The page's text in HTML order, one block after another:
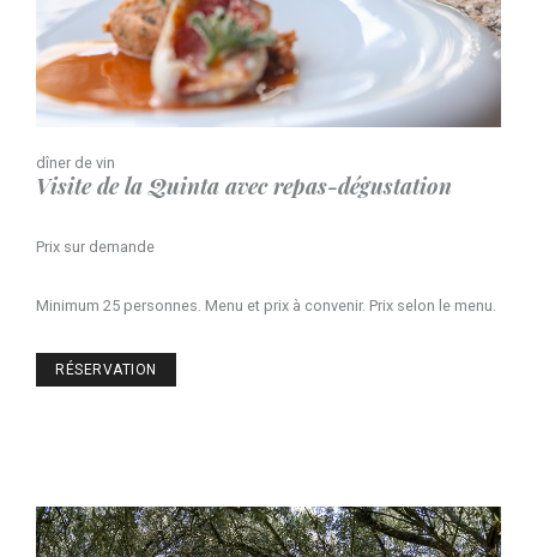
dîner de vin
Visite de la Quinta avec repas-dégustation
Prix ​​sur demande
Minimum 25 personnes. Menu et prix à convenir. Prix ​​selon le menu.
RÉSERVATION